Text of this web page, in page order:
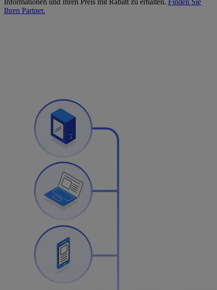
Informationen und Ihren Preis mit Rabatt zu erhalten. Finden Sie
Ihren Partner.